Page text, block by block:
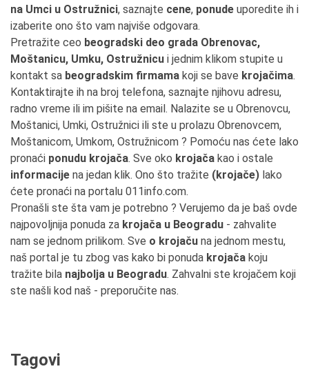
na Umci u Ostružnici, saznajte cene, ponude uporedite ih i
izaberite ono što vam najviše odgovara.
Pretražite ceo beogradski deo grada Obrenovac,
Moštanicu, Umku, Ostružnicu i jednim klikom stupite u
kontakt sa beogradskim firmama koji se bave krojačima.
Kontaktirajte ih na broj telefona, saznajte njihovu adresu,
radno vreme ili im pišite na email. Nalazite se u Obrenovcu,
Moštanici, Umki, Ostružnici ili ste u prolazu Obrenovcem,
Moštanicom, Umkom, Ostružnicom ? Pomoću nas ćete lako
pronaći ponudu krojača. Sve oko krojača kao i ostale
informacije na jedan klik. Ono što tražite (krojače) lako
ćete pronaći na portalu 011info.com.
Pronašli ste šta vam je potrebno ? Verujemo da je baš ovde
najpovoljnija ponuda za krojača u Beogradu - zahvalite
nam se jednom prilikom. Sve o krojaču na jednom mestu,
naš portal je tu zbog vas kako bi ponuda krojača koju
tražite bila najbolja u Beogradu. Zahvalni ste krojačem koji
ste našli kod naš - preporučite nas.
Tagovi